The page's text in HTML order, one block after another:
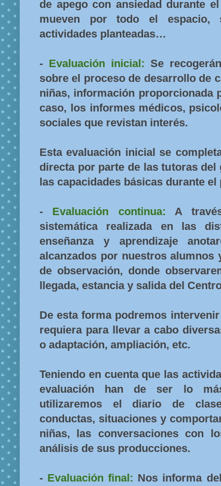
de apego con ansiedad durante
mueven por todo el espacio,
actividades planteadas…
- Evaluación inicial: Se
sobre el proceso de desarrollo de
niñas, información proporcionada
caso, los informes médicos,
sociales que revistan interés.
Esta evaluación inicial se
directa por parte de las tutoras
las capacidades básicas durante
- Evaluación continua: A
sistemática realizada en las
enseñanza y aprendizaje
alcanzados por nuestros alumnos
de observación, donde
llegada, estancia y salida del
De esta forma podremos
requiera para llevar a cabo
o adaptación, ampliación, etc.
Teniendo en cuenta que las
evaluación han de ser lo
utilizaremos el diario de
conductas, situaciones y
niñas, las conversaciones con
análisis de sus producciones.
- Evaluación final: Nos informa